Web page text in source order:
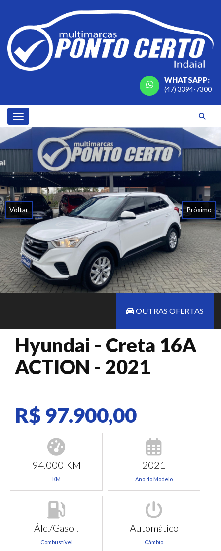
WHATSAPP:
(47) 3394-7300
Toggle navigation
Voltar Próximo
OUTRAS OFERTAS
Hyundai - Creta 16A
ACTION - 2021
R$ 97.900,00
94.000 KM
KM
2021
Ano do Modelo
Álc./Gasol.
Combustível
Automático
Câmbio